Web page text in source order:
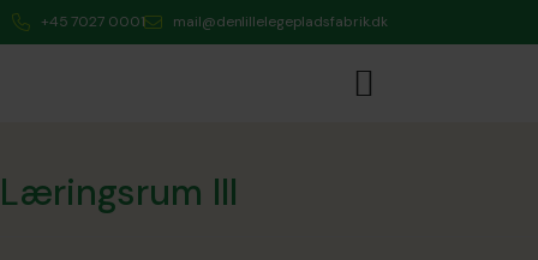
+45 7027 0001 mail@denlillelegepladsfabrik.dk
Læringsrum III